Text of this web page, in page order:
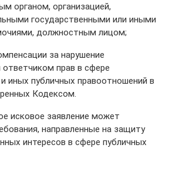
органом, организацией,
государственными или иными
должностным лицом;
за нарушение
прав в сфере
иных публичных правоотношений в
Кодексом.
исковое заявление может
направленные на защиту
интересов в сфере публичных